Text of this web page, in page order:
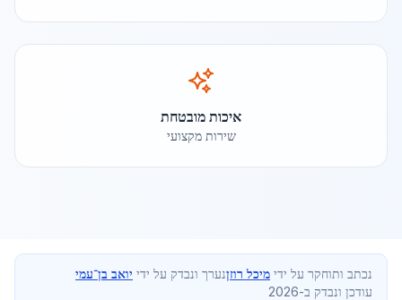
איכות מובטחת
שירות מקצועי
נכתב ותוחקר על ידי מיכל רוזןנערך ונבדק על ידי יואב בן־עמי
עודכן ונבדק ב-2026